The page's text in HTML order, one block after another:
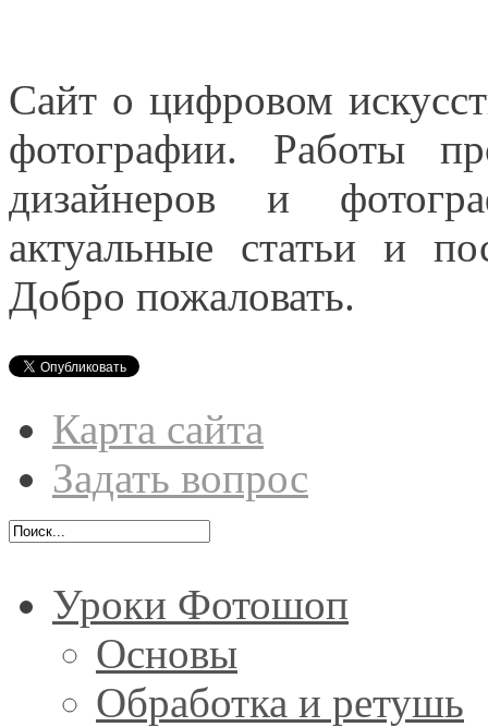
Сайт о цифровом
фотографии. Работы
дизайнеров и
актуальные статьи и
Добро пожаловать.
Карта сайта
Задать вопрос
Уроки Фотошоп
Основы
Обработка и ретушь